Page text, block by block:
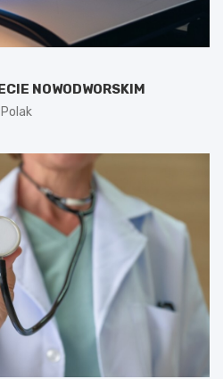
NOWODWORSKIM